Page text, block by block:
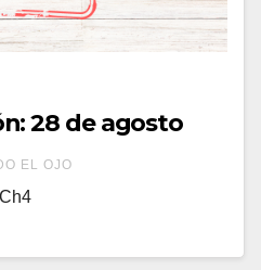
28 de agosto
EL OJO